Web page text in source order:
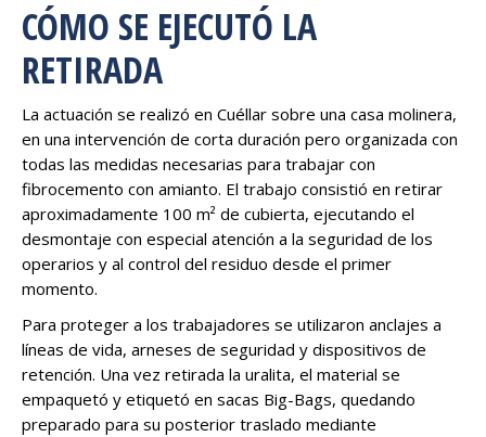
CÓMO SE EJECUTÓ LA
RETIRADA
La actuación se realizó en Cuéllar sobre una casa molinera,
en una intervención de corta duración pero organizada con
todas las medidas necesarias para trabajar con
fibrocemento con amianto. El trabajo consistió en retirar
aproximadamente 100 m² de cubierta, ejecutando el
desmontaje con especial atención a la seguridad de los
operarios y al control del residuo desde el primer
momento.
Para proteger a los trabajadores se utilizaron anclajes a
líneas de vida, arneses de seguridad y dispositivos de
retención. Una vez retirada la uralita, el material se
empaquetó y etiquetó en sacas Big-Bags, quedando
preparado para su posterior traslado mediante